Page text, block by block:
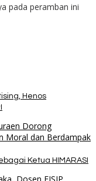
pada peramban ini
Henos
Ketua HIMARASI